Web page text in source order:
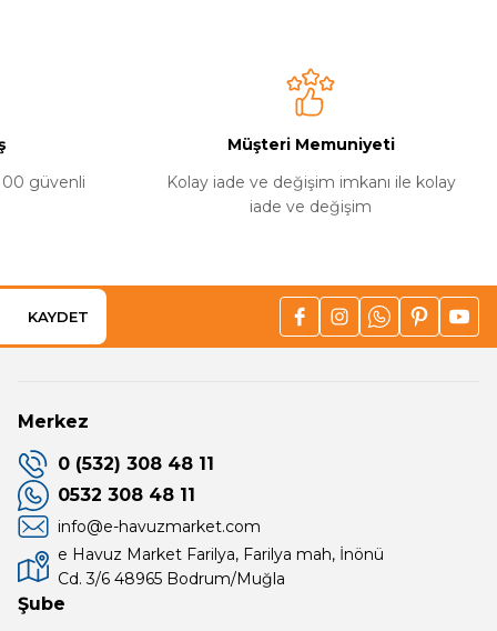
güvenli
Müşteri Memuniyeti
Kolay iade ve değişim imkanı ile kolay
iade ve değişim
KAYDET
Merkez
0 (532) 308 48 11
0532 308 48 11
info@e-havuzmarket.com
e Havuz Market Farilya, Farilya mah, İnönü
Cd. 3/6 48965 Bodrum/Muğla
Şube